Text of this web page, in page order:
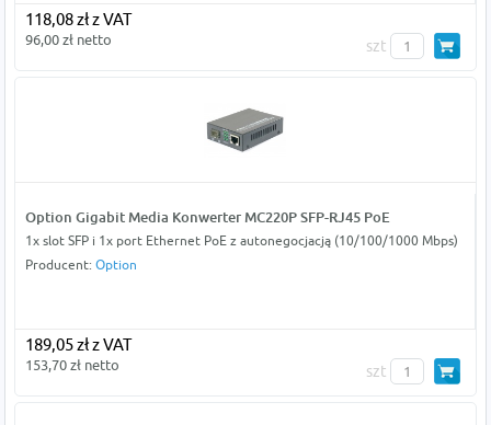
118,08 zł z VAT
96,00 zł netto szt
Option Gigabit Media Konwerter MC220P SFP-RJ45 PoE
1x slot SFP i 1x port Ethernet PoE z autonegocjacją (10/100/1000 Mbps)
Producent: Option
189,05 zł z VAT
153,70 zł netto szt